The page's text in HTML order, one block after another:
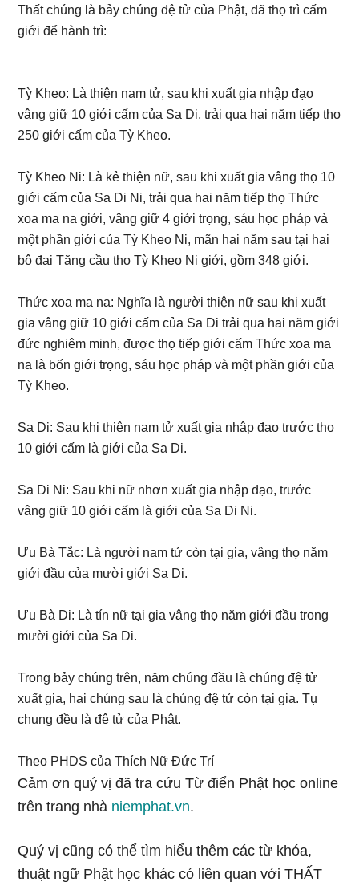
Thất chúng là bảy chúng đệ tử của Phật, đã thọ trì cấm
giới để hành trì:
Tỳ Kheo: Là thiện nam tử, sau khi xuất gia nhập đạo
vâng giữ 10 giới cấm của Sa Di, trải qua hai năm tiếp thọ
250 giới cấm của Tỳ Kheo.
Tỳ Kheo Ni: Là kẻ thiện nữ, sau khi xuất gia vâng thọ 10
giới cấm của Sa Di Ni, trải qua hai năm tiếp thọ Thức
xoa ma na giới, vâng giữ 4 giới trọng, sáu học pháp và
một phần giới của Tỳ Kheo Ni, mãn hai năm sau tại hai
bộ đại Tăng cầu thọ Tỳ Kheo Ni giới, gồm 348 giới.
Thức xoa ma na: Nghĩa là người thiện nữ sau khi xuất
gia vâng giữ 10 giới cấm của Sa Di trải qua hai năm giới
đức nghiêm minh, được thọ tiếp giới cấm Thức xoa ma
na là bốn giới trọng, sáu học pháp và một phần giới của
Tỳ Kheo.
Sa Di: Sau khi thiện nam tử xuất gia nhập đạo trước thọ
10 giới cấm là giới của Sa Di.
Sa Di Ni: Sau khi nữ nhơn xuất gia nhập đạo, trước
vâng giữ 10 giới cấm là giới của Sa Di Ni.
Ưu Bà Tắc: Là người nam tử còn tại gia, vâng thọ năm
giới đầu của mười giới Sa Di.
Ưu Bà Di: Là tín nữ tại gia vâng thọ năm giới đầu trong
mười giới của Sa Di.
Trong bảy chúng trên, năm chúng đầu là chúng đệ tử
xuất gia, hai chúng sau là chúng đệ tử còn tại gia. Tụ
chung đều là đệ tử của Phật.
Theo PHDS của Thích Nữ Đức Trí
Cảm ơn quý vị đã tra cứu Từ điển Phật học online
trên trang nhà niemphat.vn.
Quý vị cũng có thể tìm hiểu thêm các từ khóa,
thuật ngữ Phật học khác có liên quan với THẤT